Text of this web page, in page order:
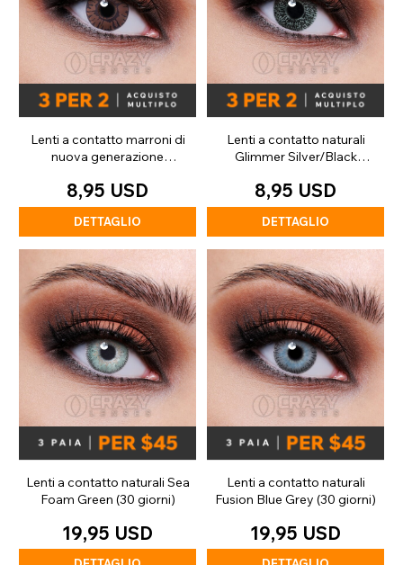
Lenti a contatto marroni di
nuova generazione
8,95 USD
DETTAGLIO
Lenti a contatto naturali
Glimmer Silver/Black
8,95 USD
DETTAGLIO
Lenti a contatto naturali Sea
Foam Green (30 giorni)
19,95 USD
Lenti a contatto naturali
Fusion Blue Grey (30 giorni)
19,95 USD